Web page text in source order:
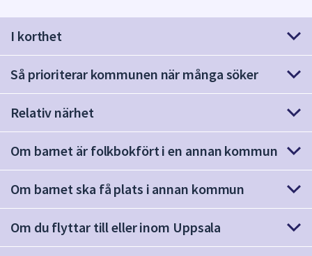
Använd
piltangenterna
för
navigera
mellan
sökförslagen
enter
för
att
välja
I korthet
Så prioriterar kommunen när många söker
Relativ närhet
Om barnet är folkbokfört i en annan kommun
Om barnet ska få plats i annan kommun
Om du flyttar till eller inom Uppsala